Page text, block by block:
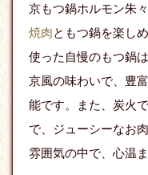
京もつ鍋ホルモン朱
焼肉ともつ鍋を楽し
使った自慢のもつ鍋
京風の味わいで、豊
能です。また、炭火
で、ジューシーなお
雰囲気の中で、心温